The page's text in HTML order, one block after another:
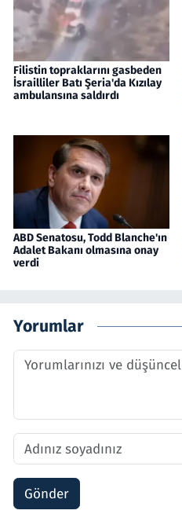
Filistin topraklarını gasbeden
İsrailliler Batı Şeria'da Kızılay
ambulansına saldırdı
ABD Senatosu, Todd Blanche'ın
Adalet Bakanı olmasına onay
verdi
Yorumlar
Gönder